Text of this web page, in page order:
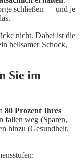
schließen — und je
nicht. Dabei ist die
heilsamer Schock,
Sie im
80 Prozent Ihres
fallen weg (Sparen,
hinzu (Gesundheit,